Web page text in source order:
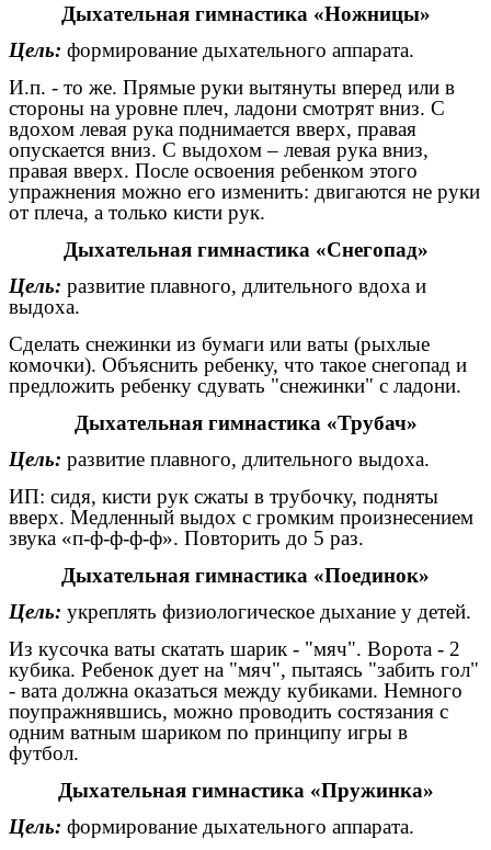
Дыхательная гимнастика «Ножницы»
Цель: формирование дыхательного аппарата.
И.п. - то же. Прямые руки вытянуты вперед или в
стороны на уровне плеч, ладони смотрят вниз. С
вдохом левая рука поднимается вверх, правая
опускается вниз. С выдохом – левая рука вниз,
правая вверх. После освоения ребенком этого
упражнения можно его изменить: двигаются не руки
от плеча, а только кисти рук.
Дыхательная гимнастика «Снегопад»
Цель: развитие плавного, длительного вдоха и
выдоха.
Сделать снежинки из бумаги или ваты (рыхлые
комочки). Объяснить ребенку, что такое снегопад и
предложить ребенку сдувать "снежинки" с ладони.
Дыхательная гимнастика «Трубач»
Цель: развитие плавного, длительного выдоха.
ИП: сидя, кисти рук сжаты в трубочку, подняты
вверх. Медленный выдох с громким произнесением
звука «п-ф-ф-ф-ф». Повторить до 5 раз.
Дыхательная гимнастика «Поединок»
Цель: укреплять физиологическое дыхание у детей.
Из кусочка ваты скатать шарик - "мяч". Ворота - 2
кубика. Ребенок дует на "мяч", пытаясь "забить гол"
- вата должна оказаться между кубиками. Немного
поупражнявшись, можно проводить состязания с
одним ватным шариком по принципу игры в
футбол.
Дыхательная гимнастика «Пружинка»
Цель: формирование дыхательного аппарата.